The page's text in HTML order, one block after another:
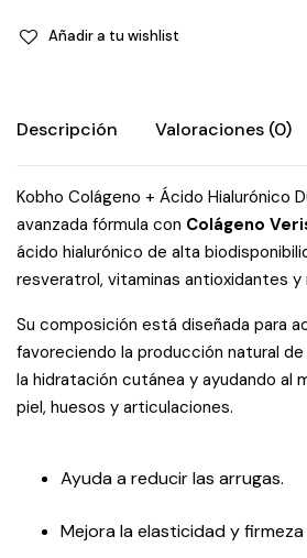
Añadir a tu wishlist
Descripción Valoraciones (0)
Kobho Colágeno + Ácido Hialurónico
avanzada fórmula con Colágeno
ácido hialurónico de alta
resveratrol, vitaminas antioxidantes y
Su composición está diseñada para
favoreciendo la producción natural
la hidratación cutánea y ayudando al
piel, huesos y articulaciones.
Ayuda a reducir las arrugas.
Mejora la elasticidad y firmeza